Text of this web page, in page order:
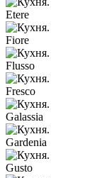
Etere
Fiore
Flusso
Fresco
Galassia
Gardenia
Gusto